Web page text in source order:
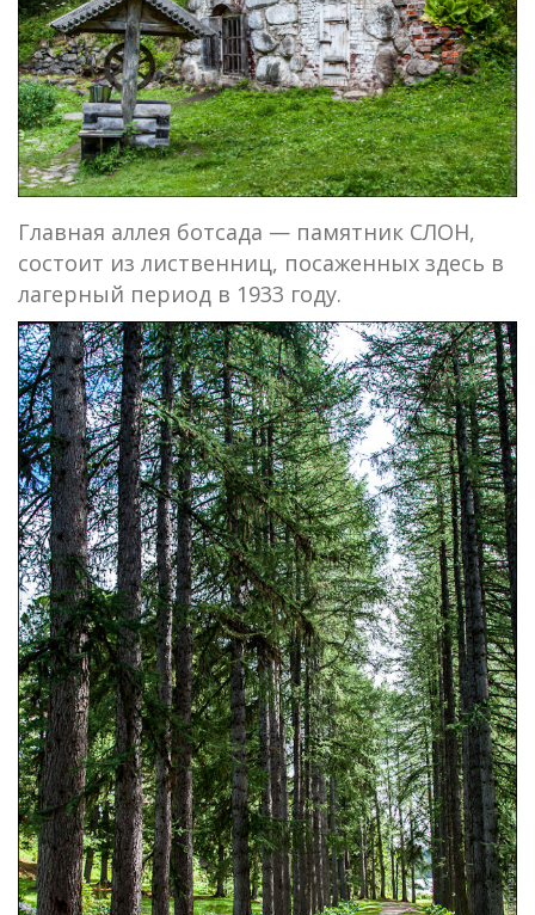
Главная аллея ботсада — памятник СЛОН,
состоит из лиственниц, посаженных здесь в
лагерный период в 1933 году.